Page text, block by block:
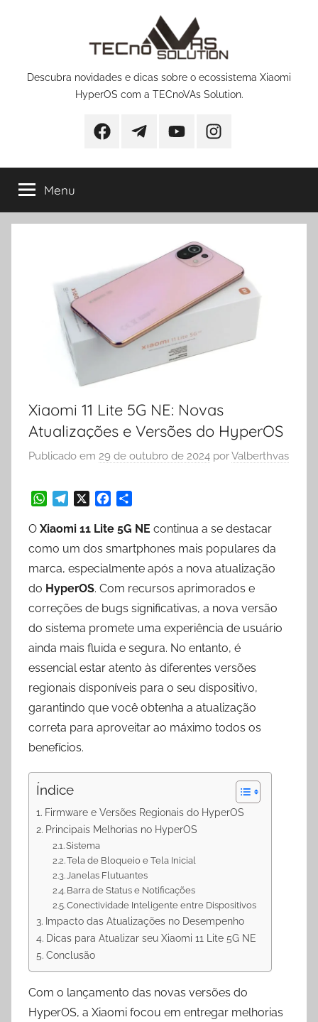
Descubra novidades e dicas sobre o ecossistema Xiaomi
HyperOS com a TECnoVAs Solution.
FacebookTelegramYouTubeInstagram
Menu
Xiaomi 11 Lite 5G NE: Novas
Atualizações e Versões do HyperOS
Publicado em 29 de outubro de 2024 porValberthvas
h
a
s
A
p
p
e
l
g
r
a
m
a
c
e
b
o
o
k
h
a
e
O Xiaomi 11 Lite 5G NE continua a se destacar
como um dos smartphones mais populares da
marca, especialmente após a nova atualização
do HyperOS. Com recursos aprimorados e
correções de bugs significativas, a nova versão
do sistema promete uma experiência de usuário
ainda mais fluida e segura. No entanto, é
essencial estar atento às diferentes versões
regionais disponíveis para o seu dispositivo,
garantindo que você obtenha a atualização
correta para aproveitar ao máximo todos os
benefícios.
Índice
Firmware e Versões Regionais do HyperOS
Principais Melhorias no HyperOS
Sistema
Tela de Bloqueio e Tela Inicial
Janelas Flutuantes
Barra de Status e Notificações
Conectividade Inteligente entre Dispositivos
Impacto das Atualizações no Desempenho
Dicas para Atualizar seu Xiaomi 11 Lite 5G NE
Conclusão
Com o lançamento das novas versões do
HyperOS, a Xiaomi focou em entregar melhorias